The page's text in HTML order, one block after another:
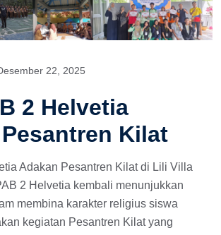
22, 2025
2 Helvetia
Kilat
Adakan Pesantren Kilat di Lili Villa
2 Helvetia kembali menunjukkan
membina karakter religius siswa
kegiatan Pesantren Kilat yang